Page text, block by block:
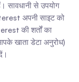
सावधानी से उपयोग
अपनी साइट को
की शर्तों का
खाता डेटा अनुरोध)